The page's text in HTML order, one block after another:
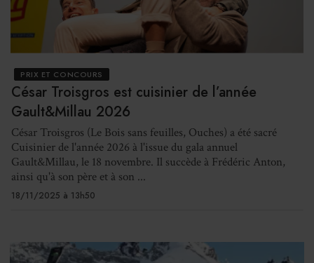
PRIX ET CONCOURS
César Troisgros est cuisinier de l’année
Gault&Millau 2026
César Troisgros (Le Bois sans feuilles, Ouches) a été sacré
Cuisinier de l'année 2026 à l'issue du gala annuel
Gault&Millau, le 18 novembre. Il succède à Frédéric Anton,
ainsi qu'à son père et à son ...
18/11/2025 à 13h50